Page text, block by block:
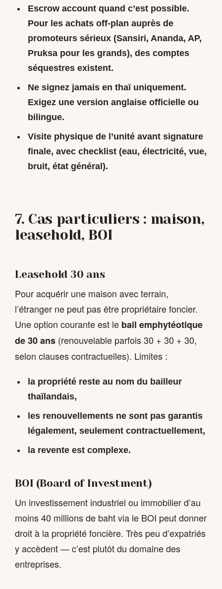
Escrow accountquand c’est possible.
Pour les achats off-plan auprès de
promoteurs sérieux (Sansiri, Ananda, AP,
Pruksa pour les grands), des comptes
séquestres existent.
Ne signez jamais en thaï uniquement.
Exigez une version anglaise officielle ou
bilingue.
Visite physique de l’unitéavant signature
finale, avec checklist (eau, électricité, vue,
bruit, état général).
7. Cas particuliers : maison,
leasehold, BOI
Leasehold 30 ans
Pour acquérir une maison avec terrain,
l’étranger ne peut pas être propriétaire foncier.
Une option courante est le bail emphytéotique
de 30 ans (renouvelable parfois 30 + 30 + 30,
selon clauses contractuelles). Limites :
la propriété reste au nom du bailleur
thaïlandais,
les renouvellements ne sont pas garantis
légalement, seulement contractuellement,
la revente est complexe.
BOI (Board of Investment)
Un investissement industriel ou immobilier d’au
moins 40 millions de baht via le BOI peut donner
droit à la propriété foncière. Très peu d’expatriés
y accèdent — c’est plutôt du domaine des
entreprises.